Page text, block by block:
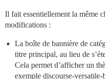
Il fait essentiellement la même
modifications :
La boîte de bannière de
titre principal, au lieu de
Cela permet d’afficher un
exemple discourse-versatile-